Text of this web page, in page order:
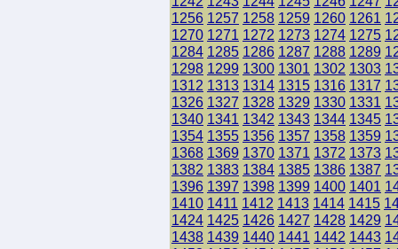
1256 1257 1258 1259 1260 1261
1270 1271 1272 1273 1274 1275
1284 1285 1286 1287 1288 1289
1298 1299 1300 1301 1302 1303
1312 1313 1314 1315 1316 1317
1326 1327 1328 1329 1330 1331
1340 1341 1342 1343 1344 1345
1354 1355 1356 1357 1358 1359
1368 1369 1370 1371 1372 1373
1382 1383 1384 1385 1386 1387
1396 1397 1398 1399 1400 1401
1410 1411 1412 1413 1414 1415
1424 1425 1426 1427 1428 1429
1438 1439 1440 1441 1442 1443